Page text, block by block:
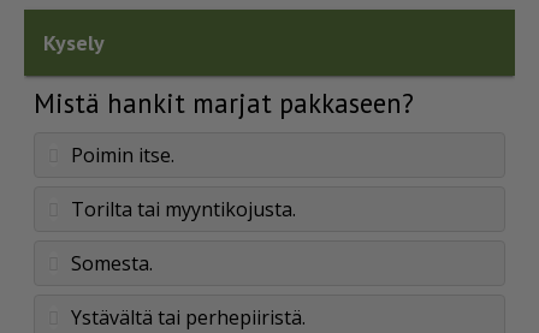
Kysely
Mistä hankit marjat pakkaseen?
Poimin itse.
Torilta tai myyntikojusta.
Somesta.
Ystävältä tai perhepiiristä.